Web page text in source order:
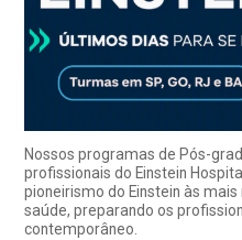
Nossos programas de Pós-
profissionais do Einstein
pioneirismo do Einstein às
saúde, preparando os
contemporâneo.